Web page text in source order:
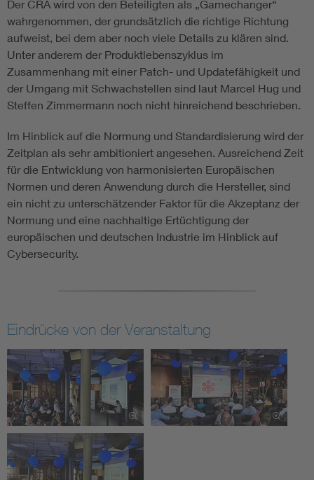
Der CRA wird von den Beteiligten als „Gamechanger“
wahrgenommen, der grundsätzlich die richtige Richtung
aufweist, bei dem aber noch viele Details zu klären sind.
Unter anderem der Produktlebenszyklus im
Zusammenhang mit einer Patch- und Updatefähigkeit und
der Umgang mit Schwachstellen sind laut Marcel Hug und
Steffen Zimmermann noch nicht hinreichend beschrieben.
Im Hinblick auf die Normung und Standardisierung wird der
Zeitplan als sehr ambitioniert angesehen. Ausreichend Zeit
für die Entwicklung von harmonisierten Europäischen
Normen und deren Anwendung durch die Hersteller, sind
ein nicht zu unterschätzender Faktor für die Akzeptanz der
Normung und eine nachhaltige Ertüchtigung der
europäischen und deutschen Industrie im Hinblick auf
Cybersecurity.
Eindrücke von der Veranstaltung